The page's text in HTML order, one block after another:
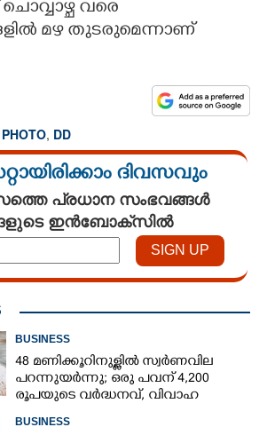
വരെ
മഴ തുടരുമെന്നാണ്
PHOTO, DD
ദിവസവും
പ്രധാന സംഭവങ്ങൾ
ഇൻബോക്സിൽ
BUSINESS
48 മണിക്കൂറിനുള്ളിൽ സ്വർണവില
പറന്നുയർന്നു; ഒരു പവന് 4,200
രൂപയുടെ വർദ്ധനവ്, വിവാഹ
BUSINESS